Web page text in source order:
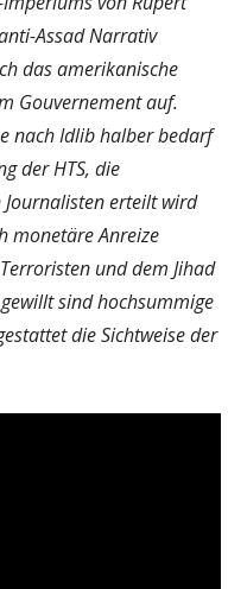
Assad Narrativ
das amerikanische
Gouvernement auf.
nach Idlib halber bedarf
der HTS, die
erteilt wird
monetäre Anreize
und dem Jihad
sind hochsummige
die Sichtweise der